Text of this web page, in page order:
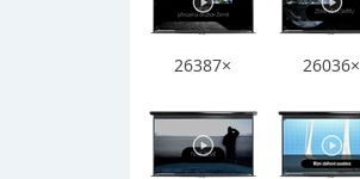
26387× 26036×